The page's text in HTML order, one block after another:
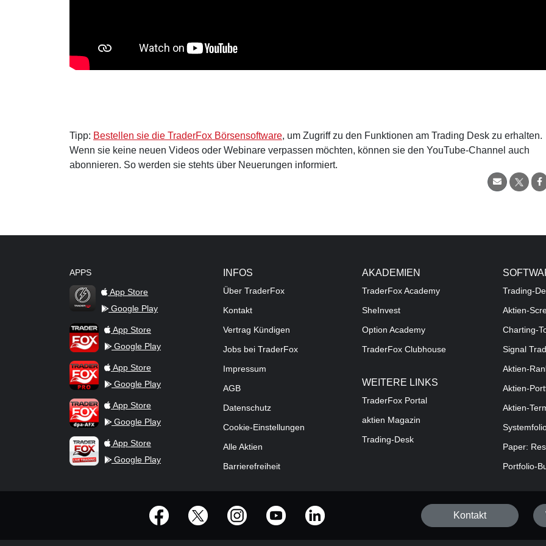
Tipp: Bestellen sie die TraderFox Börsensoftware, um Zugriff zu den Funktionen am Trading Desk zu erhalten.
Wenn sie keine neuen Videos oder Webinare verpassen möchten, können sie den YouTube-Channel auch
abonnieren. So werden sie stehts über Neuerungen informiert.
APPS
TraderFox Flash
App Store
Google Play
TraderFox AppApp Store
Google Play
TraderFox ProApp Store
Google Play
TraderFox dpa-AFX ProFeed
App Store
Google Play
TraderFox Live Trading
App Store
Google Play
INFOS
Über TraderFox
Kontakt
Vertrag Kündigen
Jobs bei TraderFox
Impressum
AGB
Datenschutz
Cookie-Einstellungen
Alle Aktien
Barrierefreiheit
AKADEMIEN
TraderFox Academy
SheInvest
Option Academy
TraderFox Clubhouse
WEITERE LINKS
TraderFox Portal
aktien Magazin
Trading-Desk
Trading-
Aktien-
Charting-
Signal
Aktien-
Aktien-
Aktien-
Paper:
Portfolio-
offizielle Social Media-Accounts
Kontakt